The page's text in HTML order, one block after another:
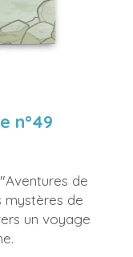
n°49
de
mystères de
un voyage